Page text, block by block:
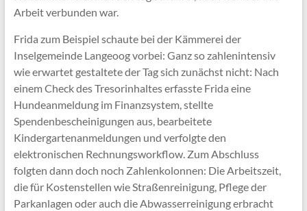
Arbeit verbunden war.
Frida zum Beispiel schaute bei der Kämmerei der
Inselgemeinde Langeoog vorbei: Ganz so zahlenintensiv
wie erwartet gestaltete der Tag sich zunächst nicht: Nach
einem Check des Tresorinhaltes erfasste Frida eine
Hundeanmeldung im Finanzsystem, stellte
Spendenbescheinigungen aus, bearbeitete
Kindergartenanmeldungen und verfolgte den
elektronischen Rechnungsworkflow. Zum Abschluss
folgten dann doch noch Zahlenkolonnen: Die Arbeitszeit,
die für Kostenstellen wie Straßenreinigung, Pflege der
Parkanlagen oder auch die Abwasserreinigung erbracht